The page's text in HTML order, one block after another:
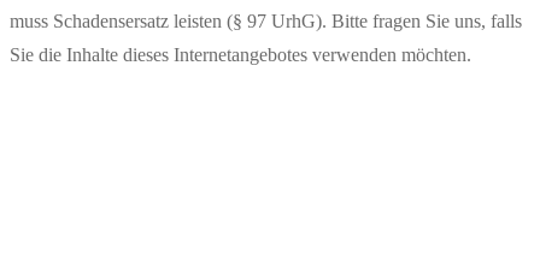
muss Schadensersatz leisten (§ 97 UrhG). Bitte fragen Sie uns, falls
Sie die Inhalte dieses Internetangebotes verwenden möchten.